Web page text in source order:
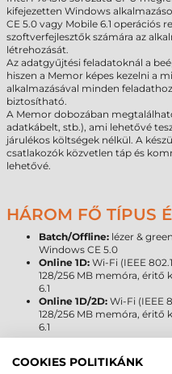
kifejezetten Windows
CE 5.0 vagy Mobile 6.1 operációs
szoftverfejlesztők számára az
létrehozását.
Az adatgyűjtési feladatoknál a
hiszen a Memor képes kezelni a
alkalmazásával minden
biztosítható.
A Memor dobozában
adatkábelt, stb.), ami lehetővé
járulékos költségek nélkül. A
csatlakozók közvetlen táp és
lehetővé.
HÁROM FŐ TÍPUS
Batch/Offline: lézer &
Windows CE 5.0
Online 1D: Wi-Fi (IEEE
128/256 MB memóra, éritő
6.1
Online 1D/2D: Wi-Fi (IEEE
128/256 MB memóra, éritő
6.1
ELÉRHETŐ
COOKIES POLITIKÁNK